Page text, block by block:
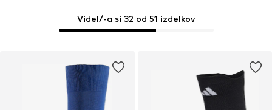
Videl/-a si 32 od 51 izdelkov